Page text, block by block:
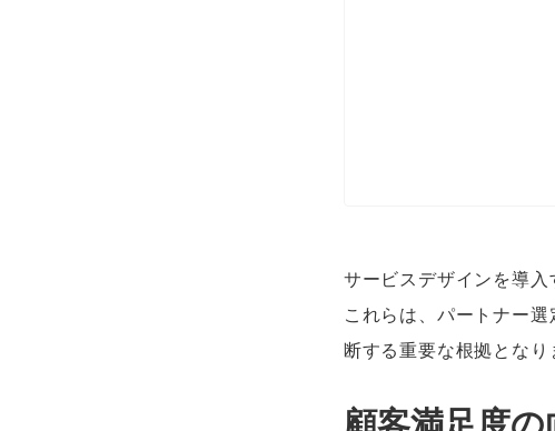
サービスデザインを導入
これらは、パートナー
断する重要な根拠となり